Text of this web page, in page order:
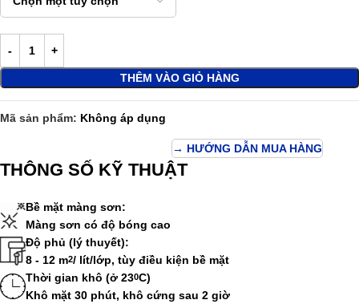
THÊM VÀO GIỎ HÀNG
Mã sản phẩm: Không áp dụng
→ HƯỚNG DẪN MUA HÀNG
THÔNG SỐ KỸ THUẬT
Bề mặt màng sơn:
Màng sơn có độ bóng cao
Độ phủ (lý thuyết):
8 - 12 m2/ lít/lớp, tùy điều kiện bề mặt
Thời gian khô (ở 230C)
Khô mặt 30 phút, khô cứng sau 2 giờ